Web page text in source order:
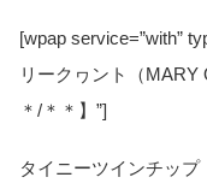
[wpap service=”with”
リークヮント（MARY
＊/＊＊】”]
タイニーツインチップ